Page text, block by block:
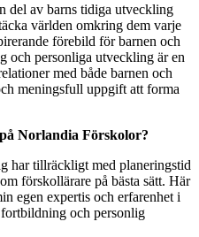
del av barns tidiga utveckling
världen omkring dem varje
förebild för barnen och
och personliga utveckling är en
med både barnen och
meningsfull uppgift att forma
Norlandia Förskolor?
har tillräckligt med planeringstid
förskollärare på bästa sätt. Här
egen expertis och erfarenhet i
och personlig